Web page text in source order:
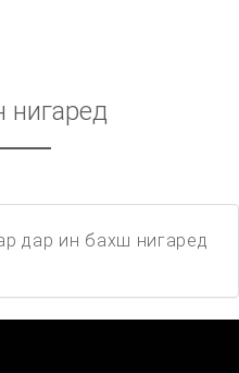
нигаред
дар ин бахш нигаред